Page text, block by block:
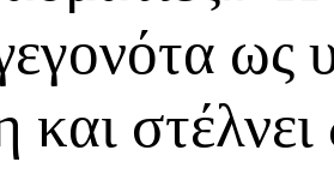
ως
και στέλνει